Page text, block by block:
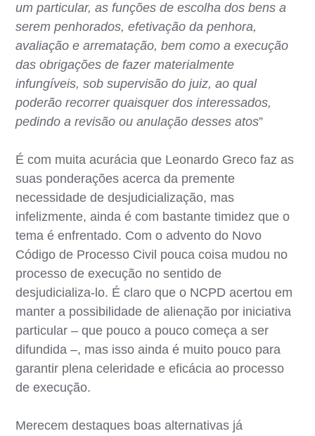
um particular, as funções de escolha dos bens a
serem penhorados, efetivação da penhora,
avaliação e arrematação, bem como a execução
das obrigações de fazer materialmente
infungíveis, sob supervisão do juiz, ao qual
poderão recorrer quaisquer dos interessados,
pedindo a revisão ou anulação desses atos”
É com muita acurácia que Leonardo Greco faz as
suas ponderações acerca da premente
necessidade de desjudicialização, mas
infelizmente, ainda é com bastante timidez que o
tema é enfrentado. Com o advento do Novo
Código de Processo Civil pouca coisa mudou no
processo de execução no sentido de
desjudicializa-lo. É claro que o NCPD acertou em
manter a possibilidade de alienação por iniciativa
particular – que pouco a pouco começa a ser
difundida –, mas isso ainda é muito pouco para
garantir plena celeridade e eficácia ao processo
de execução.
Merecem destaques boas alternativas já